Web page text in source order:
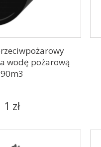
wodę pożarową
90m3
1 zł